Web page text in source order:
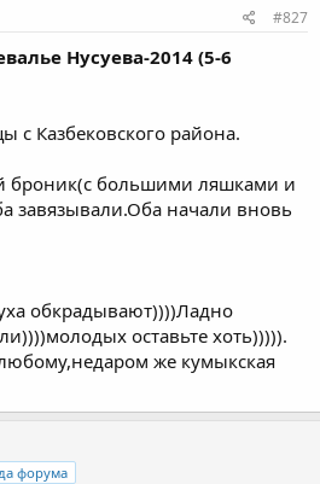
#827
Нусуева-2014 (5-6
Казбековского района.
броник(с большими ляшками и
завязывали.Оба начали вновь
обкрадывают))))Ладно
оставьте хоть))))).
же кумыкская
форума